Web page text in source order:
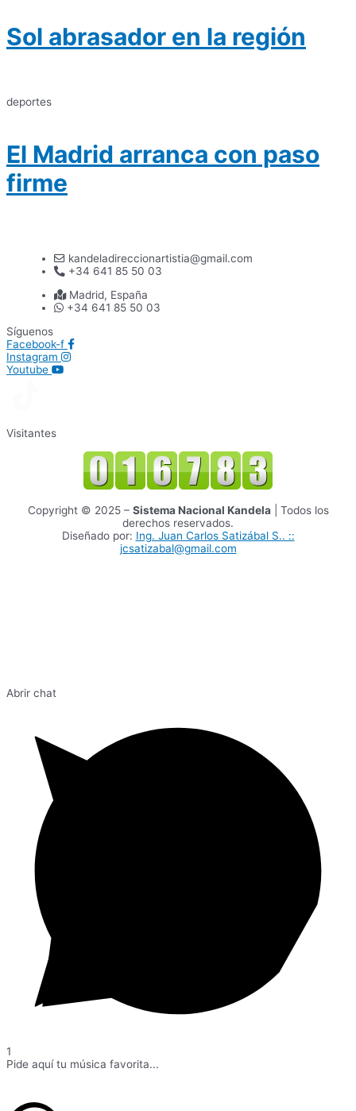
Sol abrasador en la región
deportes
El Madrid arranca con paso
firme
kandeladireccionartistia@gmail.com
+34 641 85 50 03
Madrid, España
+34 641 85 50 03
Síguenos
Facebook-f
Instagram
Youtube
Visitantes
Copyright © 2025 – Sistema Nacional Kandela| Todos los
derechos reservados.
Diseñado por: Ing. Juan Carlos Satizábal S.. ::
jcsatizabal@gmail.com
Abrir chat
1
Pide aquí tu música favorita...